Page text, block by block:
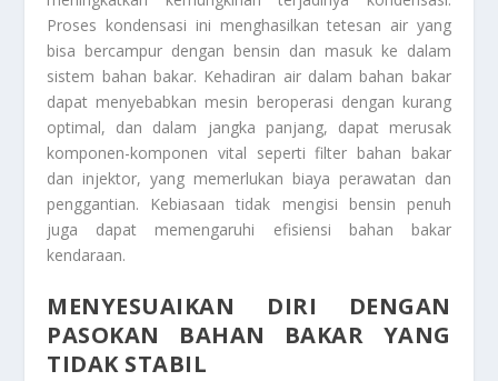
Proses kondensasi ini menghasilkan tetesan air yang
bisa bercampur dengan bensin dan masuk ke dalam
sistem bahan bakar. Kehadiran air dalam bahan bakar
dapat menyebabkan mesin beroperasi dengan kurang
optimal, dan dalam jangka panjang, dapat merusak
komponen-komponen vital seperti filter bahan bakar
dan injektor, yang memerlukan biaya perawatan dan
penggantian. Kebiasaan tidak mengisi bensin penuh
juga dapat memengaruhi efisiensi bahan bakar
kendaraan.
MENYESUAIKAN DIRI DENGAN
PASOKAN BAHAN BAKAR YANG
TIDAK STABIL